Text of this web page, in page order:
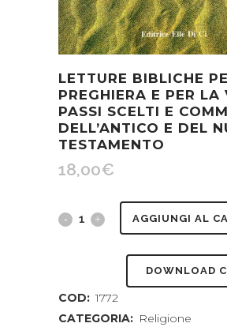
LETTURE BIBLICHE
PREGHIERA E PER LA
PASSI SCELTI E
DELL’ANTICO E DEL
TESTAMENTO
18,00€
Letture
la
AGGIUNGI AL
DOWNLOAD
COD: 1772
CATEGORIA: Religione